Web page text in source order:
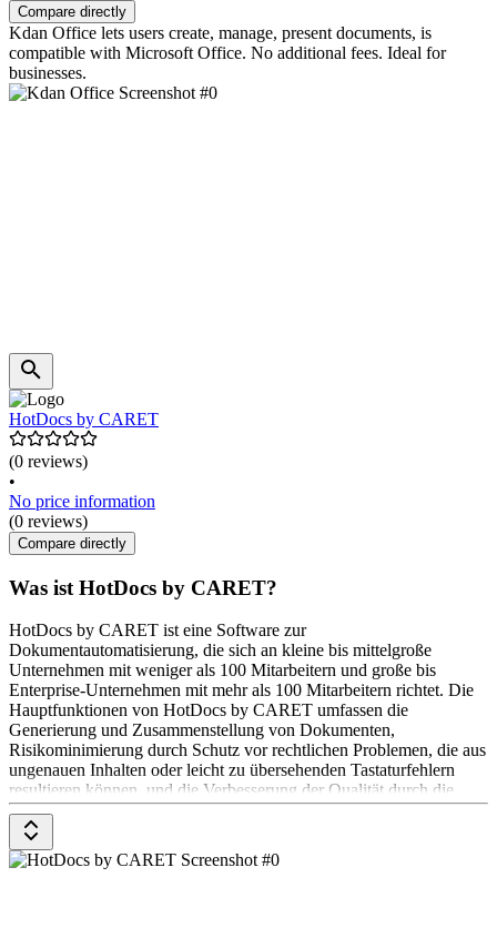
Compare directly
Kdan Office lets users create, manage, present documents, is
compatible with Microsoft Office. No additional fees. Ideal for
businesses.
HotDocs by CARET
(0 reviews)
•
No price information
(0 reviews)
Compare directly
Was ist HotDocs by CARET?
HotDocs by CARET ist eine Software zur
Dokumentautomatisierung, die sich an kleine bis mittelgroße
Unternehmen mit weniger als 100 Mitarbeitern und große bis
Enterprise-Unternehmen mit mehr als 100 Mitarbeitern richtet. Die
Hauptfunktionen von HotDocs by CARET umfassen die
Generierung und Zusammenstellung von Dokumenten,
Risikominimierung durch Schutz vor rechtlichen Problemen, die aus
ungenauen Inhalten oder leicht zu übersehenden Tastaturfehlern
resultieren können, und die Verbesserung der Qualität durch die
Erzeugung perfekt formatierter Dokumente.